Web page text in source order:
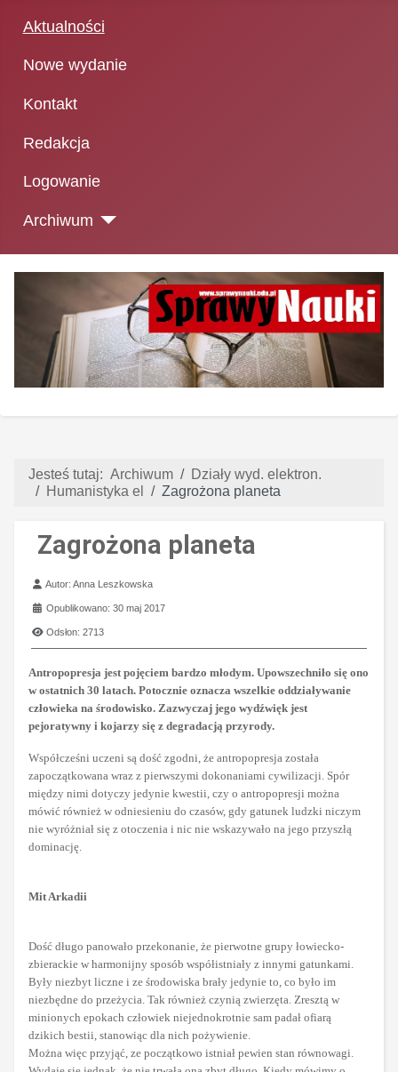
Aktualności
Nowe wydanie
Kontakt
Redakcja
Logowanie
Archiwum
Jesteś tutaj: Archiwum
Działy wyd. elektron.
Humanistyka el
Zagrożona planeta
Zagrożona planeta
Szczegóły
Autor:Anna Leszkowska
Opublikowano: 30 maj 2017
Odsłon: 2713
Antropopresja jest pojęciem bardzo młodym. Upowszechniło się ono
w ostatnich 30 latach. Potocznie oznacza wszelkie oddziaływanie
człowieka na środowisko. Zazwyczaj jego wydźwięk jest
pejoratywny i kojarzy się z degradacją przyrody.
Współcześni uczeni są dość zgodni, że antropopresja została
zapoczątkowana wraz z pierwszymi dokonaniami cywilizacji. Spór
między nimi dotyczy jedynie kwestii, czy o antropopresji można
mówić również w odniesieniu do czasów, gdy gatunek ludzki niczym
nie wyróżniał się z otoczenia i nic nie wskazywało na jego przyszłą
dominację.
Mit Arkadii
Dość długo panowało przekonanie, że pierwotne grupy łowiecko-
zbierackie w harmonijny sposób współistniały z innymi gatunkami.
Były niezbyt liczne i ze środowiska brały jedynie to, co było im
niezbędne do przeżycia. Tak również czynią zwierzęta. Zresztą w
minionych epokach człowiek niejednokrotnie sam padał ofiarą
dzikich bestii, stanowiąc dla nich pożywienie.
Można więc przyjąć, ze początkowo istniał pewien stan równowagi.